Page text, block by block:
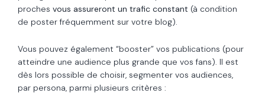
proches vous assureront un trafic constant (à condition
de poster fréquemment sur votre blog).
Vous pouvez également “booster” vos publications (pour
atteindre une audience plus grande que vos fans). Il est
dès lors possible de choisir, segmenter vos audiences,
par persona, parmi plusieurs critères :